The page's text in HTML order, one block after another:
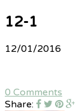
12-1
12/01/2016
0 Comments
Share: